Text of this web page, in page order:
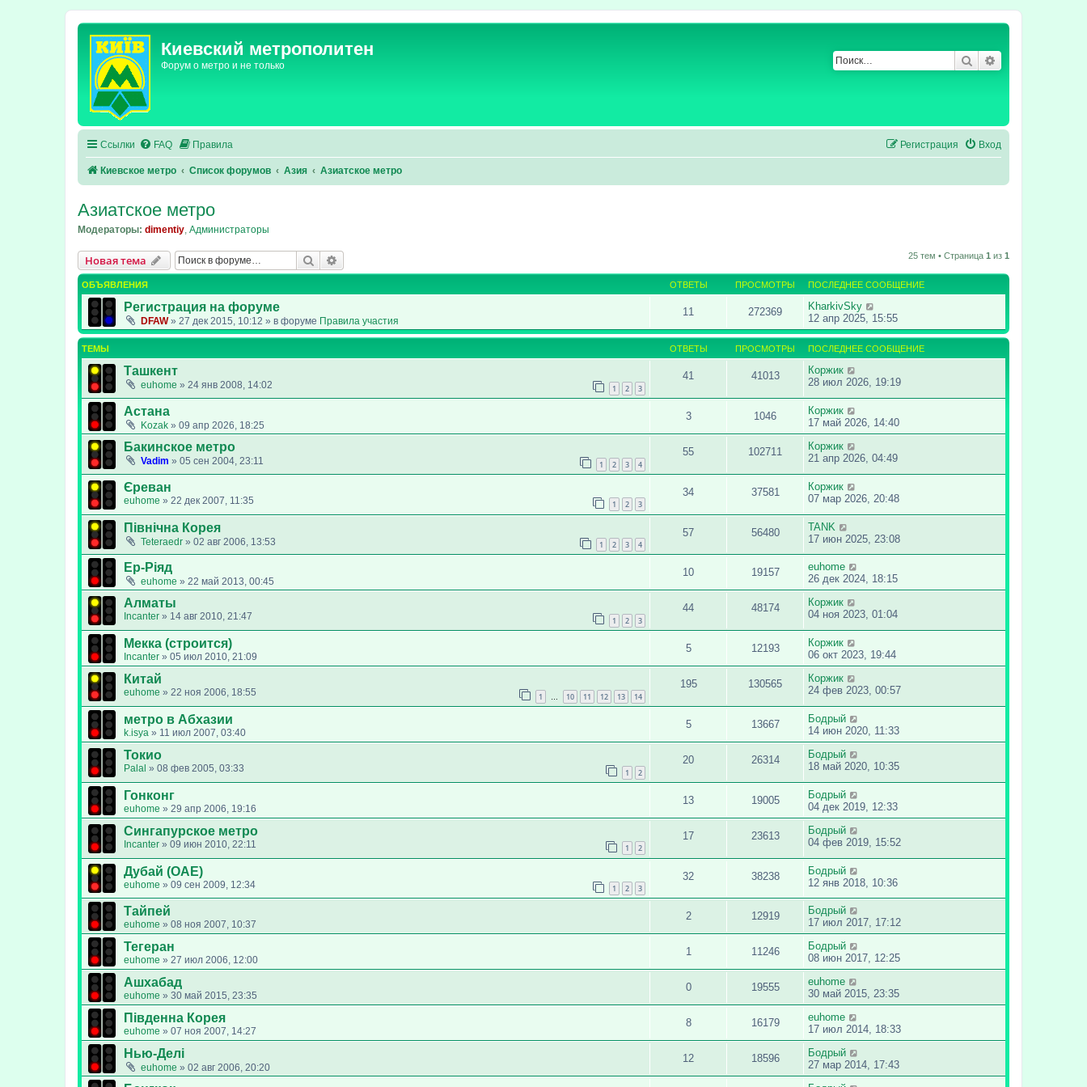
Киевский метрополитен
Форум о метро и не только Поиск
Ссылки FAQ Правила Вход
Регистрация
Киевское метро Список форумов Азия Азиатское метро
Азиатское метро
Модераторы: dimentiy, Администраторы
Новая тема Поиск 25 тем • Страница 1 из 1
ОБЪЯВЛЕНИЯ ОТВЕТЫ ПРОСМОТРЫ ПОСЛЕДНЕЕ СООБЩЕНИЕ
Регистрация на форуме
DFAW» 27 дек 2015, 10:12 » в форуме Правила участия
11 272369
KharkivSky
12 апр 2025, 15:55
ТЕМЫ ОТВЕТЫ ПРОСМОТРЫ ПОСЛЕДНЕЕ СООБЩЕНИЕ
Ташкент
euhome » 24 янв 2008, 14:02 1 2 3
41 41013
Коржик
28 июл 2026, 19:19
Астана
Kozak » 09 апр 2026, 18:25
3 1046
Коржик
17 май 2026, 14:40
Бакинское метро
Vadim » 05 сен 2004, 23:11 1 2 3 4
55 102711
Коржик
21 апр 2026, 04:49
Єреван
euhome » 22 дек 2007, 11:35 1 2 3
34 37581
Коржик
07 мар 2026, 20:48
Північна Корея
Teteraedr » 02 авг 2006, 13:53 1 2 3 4
57 56480
TANK
17 июн 2025, 23:08
Ер-Ріяд
euhome » 22 май 2013, 00:45
10 19157
euhome
26 дек 2024, 18:15
Алматы
Incanter » 14 авг 2010, 21:47 1 2 3
44 48174
Коржик
04 ноя 2023, 01:04
Мекка (строится)
Incanter » 05 июл 2010, 21:09
5 12193
Коржик
06 окт 2023, 19:44
Китай
euhome » 22 ноя 2006, 18:55 1 10 11 12 13 14
195 130565
Коржик
24 фев 2023, 00:57
метро в Абхазии
k.isya » 11 июл 2007, 03:40
5 13667
Бодрый
14 июн 2020, 11:33
Токио
Palal » 08 фев 2005, 03:33 1 2
20 26314
Бодрый
18 май 2020, 10:35
Гонконг
euhome » 29 апр 2006, 19:16
13 19005
Бодрый
04 дек 2019, 12:33
Сингапурское метро
Incanter » 09 июн 2010, 22:11 1 2
17 23613
Бодрый
04 фев 2019, 15:52
Дубай (ОАЕ)
euhome » 09 сен 2009, 12:34 1 2 3
32 38238
Бодрый
12 янв 2018, 10:36
Тайпей
euhome » 08 ноя 2007, 10:37
2 12919
Бодрый
17 июл 2017, 17:12
Тегеран
euhome » 27 июл 2006, 12:00
1 11246
Бодрый
08 июн 2017, 12:25
Ашхабад
euhome » 30 май 2015, 23:35
0 19555
euhome
30 май 2015, 23:35
Південна Корея
euhome » 07 ноя 2007, 14:27
8 16179
euhome
17 июл 2014, 18:33
Нью-Делі
euhome » 02 авг 2006, 20:20
12 18596
Бодрый
27 мар 2014, 17:43